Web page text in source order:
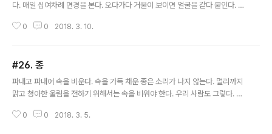
다. 매일 십여차례 면경을 본다. 오다가다 거울이 보이면 얼굴을 갇다 붙인다. 화
렇게 공공장소에 거울이 많을까? 거울을 ..
0 0 2018. 3. 10.
#26. 종
파내고 파내어 속을 비운다. 속을 가득 채운 종은 소리가 나지 않는다. 멀리까지
맑고 청아한 울림을 전하기 위해서는 속을 비워야 한다. 우리 사람도 그렇다. 욕
감이 없다. 자신의 속을 비워 낸 종은 비울수록..
0 0 2018. 3. 5.